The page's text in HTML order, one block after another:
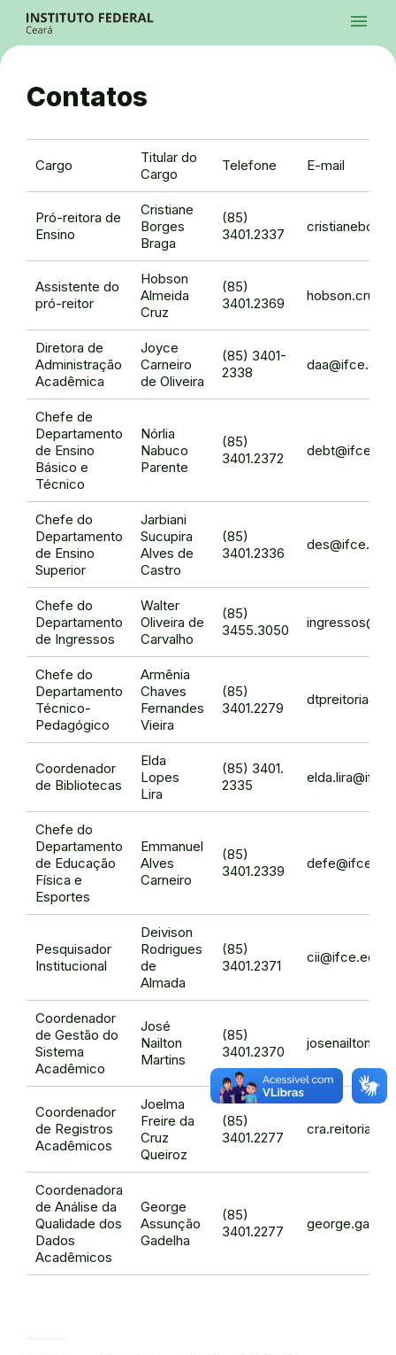
Ir para a busca
Ir para o menu principal
Ir para o conteúdo
Alto Contraste
Login da Área Administrativa
menu
InstagramTwitter/XFacebook
Contatos
Cargo
Titular do
Cargo
Telefone E-mail
Pró-reitora de
Ensino
Cristiane
Borges
Braga
(85)
3401.2337
Assistente do
pró-reitor
Hobson
Almeida
Cruz
(85)
3401.2369
Diretora de
Administração
Acadêmica
Joyce
Carneiro
de Oliveira
(85) 3401-
2338
Chefe de
Departamento
de Ensino
Básico e
Técnico
Nórlia
Nabuco
Parente
(85)
3401.2372
Chefe do
Departamento
de Ensino
Superior
Jarbiani
Sucupira
Alves de
Castro
(85)
3401.2336
Chefe do
Departamento
de Ingressos
Walter
Oliveira de
Carvalho
(85)
3455.3050
Chefe do
Departamento
Técnico-
Pedagógico
Armênia
Chaves
Fernandes
Vieira
(85)
3401.2279
Coordenador
de Bibliotecas
Elda
Lopes
Lira
(85) 3401.
2335
Chefe do
Departamento
de Educação
Física e
Esportes
Emmanuel
Alves
Carneiro
(85)
3401.2339
Pesquisador
Institucional
Deivison
Rodrigues
de
Almada
(85)
3401.2371
Coordenador
de Gestão do
Sistema
Acadêmico
José
Nailton
Martins
(85)
3401.2370
Coordenador
de Registros
Acadêmicos
Joelma
Freire da
Cruz
Queiroz
(85)
3401.2277
Coordenadora
de Análise da
Qualidade dos
Dados
Acadêmicos
George
Assunção
Gadelha
(85)
3401.2277